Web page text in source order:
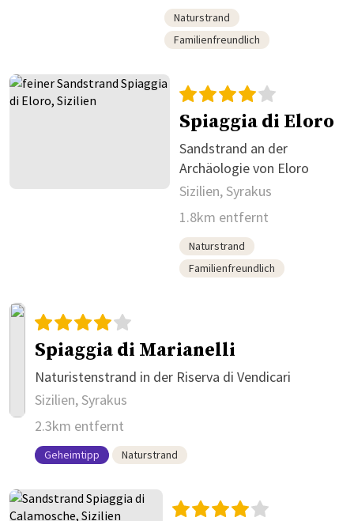
Naturstrand
Familienfreundlich
Spiaggia di Eloro
Sandstrand an der
Archäologie von Eloro
Sizilien, Syrakus
1.8km entfernt
Naturstrand
Familienfreundlich
Spiaggia di Marianelli
Naturistenstrand in der Riserva di Vendicari
Sizilien, Syrakus
2.3km entfernt
Geheimtipp Naturstrand